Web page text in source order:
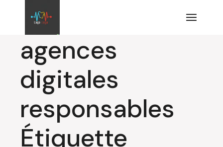
contenu
agences
digitales
responsables
Étiquette